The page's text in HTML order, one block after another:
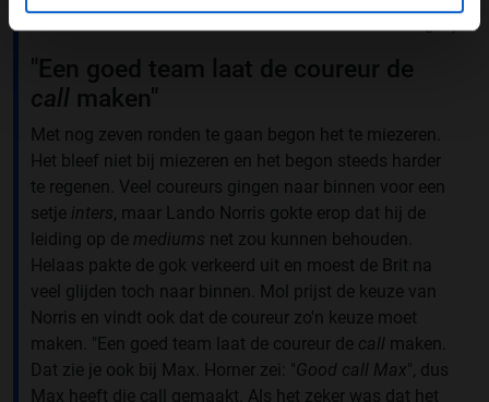
"Een goed team laat de coureur de
call maken"
Met nog zeven ronden te gaan begon het te miezeren.
Het bleef niet bij miezeren en het begon steeds harder
te regenen. Veel coureurs gingen naar binnen voor een
setje inters , maar Lando Norris gokte erop dat hij de
leiding op de mediums net zou kunnen behouden.
Helaas pakte de gok verkeerd uit en moest de Brit na
veel glijden toch naar binnen. Mol prijst de keuze van
Norris en vindt ook dat de coureur zo'n keuze moet
maken. "Een goed team laat de coureur de call maken.
Dat zie je ook bij Max. Horner zei: " Good call Max", dus
Max heeft die call gemaakt. Als het zeker was dat het